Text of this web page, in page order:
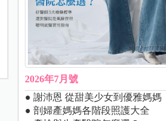
2026年7月號
● 謝沛恩 從甜美少女到優雅媽媽
● 剖婦產媽媽各階段照護大全